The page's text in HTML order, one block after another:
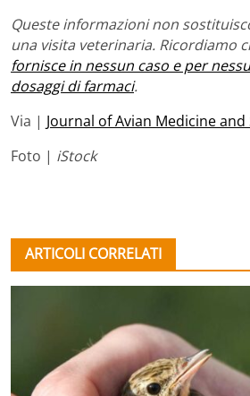
Queste informazioni non
una visita veterinaria. Ricordiamo
fornisce in nessun caso e per
dosaggi di farmaci.
Via | Journal of Avian Medicine
Foto | iStock
ARTICOLI CORRELATI